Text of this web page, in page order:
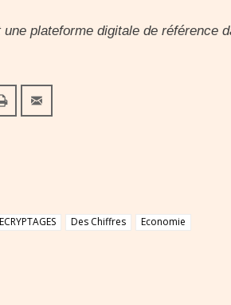
plateforme digitale de référence
Des Chiffres
Economie